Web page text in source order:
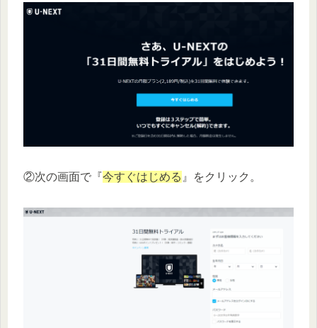
②次の画面で『今すぐはじめる 』をクリック。